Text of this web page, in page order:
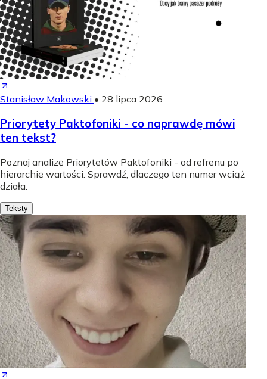
Stanisław Makowski • 28 lipca 2026
Priorytety Paktofoniki - co naprawdę mówi
ten tekst?
Poznaj analizę Priorytetów Paktofoniki - od refrenu po
hierarchię wartości. Sprawdź, dlaczego ten numer wciąż
działa.
Teksty